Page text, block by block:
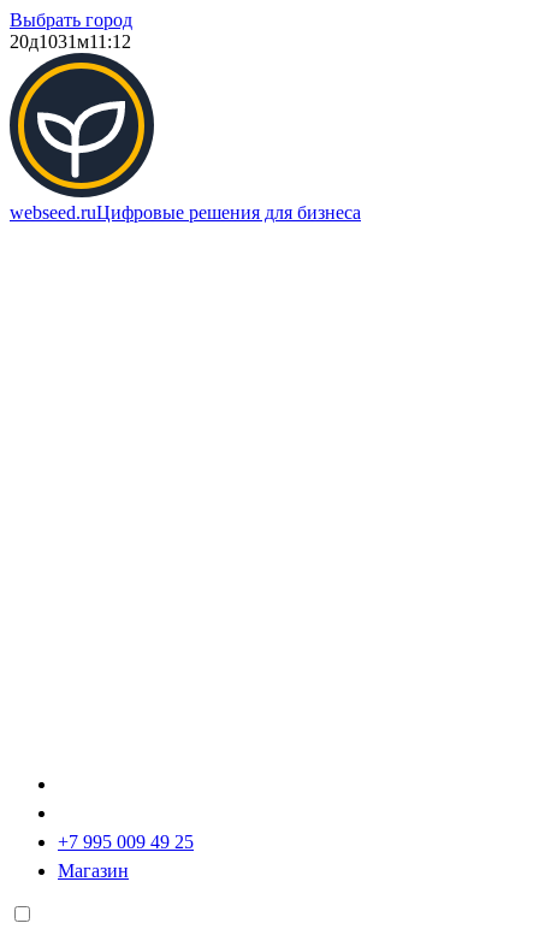
Выбрать город
20д1031м11:12
webseed.ruЦифровые решения для бизнеса
+7 995 009 49 25
Магазин